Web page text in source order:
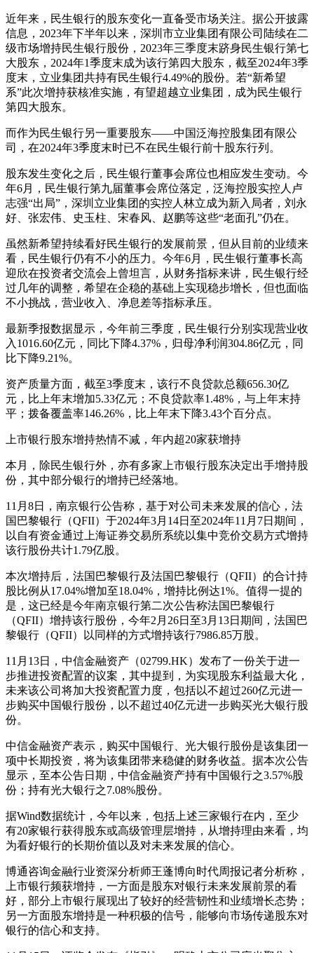
近年来，民生银行的股东变化一直备受市场关注。据公开披露
信息，2023年下半年以来，深圳市立业集团有限公司陆续在二
级市场增持民生银行股份，2023年三季度末跻身民生银行第七
大股东，2024年1季度末成为该行第四大股东，截至2024年3季
度末，立业集团共持有民生银行4.49%的股份。若“新希望
系”此次增持获核准实施，有望超越立业集团，成为民生银行
第四大股东。
而作为民生银行另一重要股东——中国泛海控股集团有限公
司，在2024年3季度末时已不在民生银行前十股东行列。
股东发生变化之后，民生银行董事会席位也相应发生变动。今
年6月，民生银行第九届董事会席位落定，泛海控股实控人卢
志强“出局”，深圳立业集团的实控人林立成为新入局者，刘永
好、张宏伟、史玉柱、宋春风、赵鹏等这些“老面孔”仍在。
虽然新希望持续看好民生银行的发展前景，但从目前的业绩来
看，民生银行仍有不小的压力。今年6月，民生银行董事长高
迎欣在投资者交流会上曾坦言，从财务指标来讲，民生银行经
过几年的调整，希望在企稳的基础上实现稳步增长，但也面临
不小挑战，营业收入、净息差等指标承压。
最新季报数据显示，今年前三季度，民生银行分别实现营业收
入1016.60亿元，同比下降4.37%，归母净利润304.86亿元，同
比下降9.21%。
资产质量方面，截至3季度末，该行不良贷款总额656.30亿
元，比上年末增加5.33亿元；不良贷款率1.48%，与上年末持
平；拨备覆盖率146.26%，比上年末下降3.43个百分点。
上市银行股东增持热情不减，年内超20家获增持
本月，除民生银行外，亦有多家上市银行股东决定出手增持股
份，其中部分银行的增持已经落地。
11月8日，南京银行公告称，基于对公司未来发展的信心，法
国巴黎银行（QFII）于2024年3月14日至2024年11月7日期间，
以自有资金通过上海证券交易所系统以集中竞价交易方式增持
该行股份共计1.79亿股。
本次增持后，法国巴黎银行及法国巴黎银行（QFII）的合计持
股比例从17.04%增加至18.04%，增持比例达1%。值得一提的
是，这已经是今年南京银行第二次公告称法国巴黎银行
（QFII）增持该行股份，今年2月26日至3月13日期间，法国巴
黎银行（QFII）以同样的方式增持该行7986.85万股。
11月13日，中信金融资产（02799.HK）发布了一份关于进一
步推进投资配置的议案，其中提到，为实现股东利益最大化，
未来该公司将加大投资配置力度，包括以不超过260亿元进一
步购买中国银行股份，以不超过40亿元进一步购买光大银行股
份。
中信金融资产表示，购买中国银行、光大银行股份是该集团一
项中长期投资，将为该集团带来稳健的财务收益。据本次公告
显示，至本公告日期，中信金融资产持有中国银行之3.57%股
份；持有光大银行之7.08%股份。
据Wind数据统计，今年以来，包括上述三家银行在内，至少
有20家银行获得股东或高级管理层增持，从增持理由来看，均
为看好银行的长期价值以及对未来发展的信心。
博通咨询金融行业资深分析师王蓬博向时代周报记者分析称，
上市银行频获增持，一方面是股东对银行未来发展前景的看
好，部分上市银行展现出了较好的经营韧性和业绩增长态势；
另一方面股东增持是一种积极的信号，能够向市场传递股东对
银行的信心和支持。